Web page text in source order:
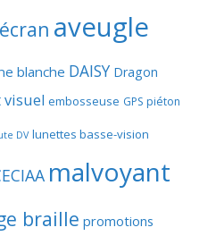
aveugle
blanche DAISY Dragon
visuel embosseuse GPS piéton
DV lunettes basse-vision
malvoyant
braille promotions